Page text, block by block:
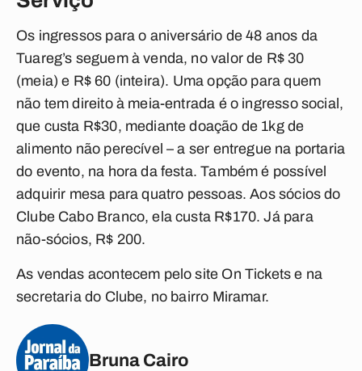
Os ingressos para o aniversário de 48 anos da
Tuareg’s seguem à venda, no valor de R$ 30
(meia) e R$ 60 (inteira). Uma opção para quem
não tem direito à meia-entrada é o ingresso social,
que custa R$30, mediante doação de 1kg de
alimento não perecível – a ser entregue na portaria
do evento, na hora da festa. Também é possível
adquirir mesa para quatro pessoas. Aos sócios do
Clube Cabo Branco, ela custa R$170. Já para
não-sócios, R$ 200.
As vendas acontecem pelo site On Tickets e na
secretaria do Clube, no bairro Miramar.
Bruna Cairo